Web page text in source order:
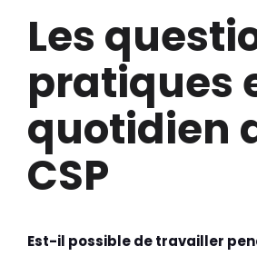
Les
pratiques
quotidien
CSP
Est-il possible de travailler